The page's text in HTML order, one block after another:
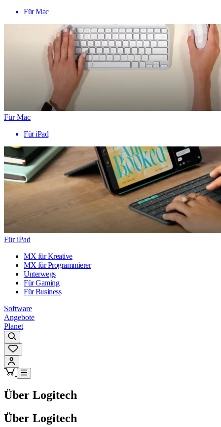
Für Mac
Für Mac
Für iPad
Für iPad
MX für Kreative
MX für Programmierer
Unterwegs
Für Gaming
Für Business
Software
Angebote
Planet
Über Logitech
Über Logitech